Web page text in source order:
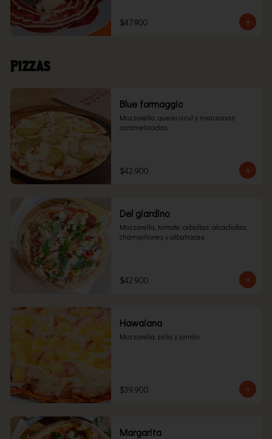
$47.900
Pizzas
Blue formaggio
Mozzarella, queso azul y manzanas
caramelizadas.
$42.900
Del giardino
Mozzarella, tomate, cebollas, alcachofas,
champiñones y albahacas.
$42.900
Hawaiana
Mozzarella, piña y jamón.
$39.900
Margarita